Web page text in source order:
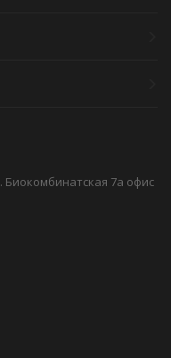
Биокомбинатская 7а офис